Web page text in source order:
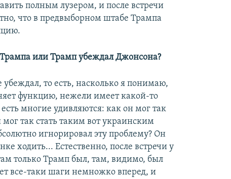
полным лузером, и после встречи
что в предвыборном штабе Трампа
или Трамп убеждал Джонсона?
то есть, насколько я понимаю,
функцию, нежели имеет какой-то
многие удивляются: как он мог так
мог так стать таким вот украинским
игнорировал эту проблему? Он
ходить... Естественно, после встречи у
только Трамп был, там, видимо, был
все-таки шаги немножко вперед, и